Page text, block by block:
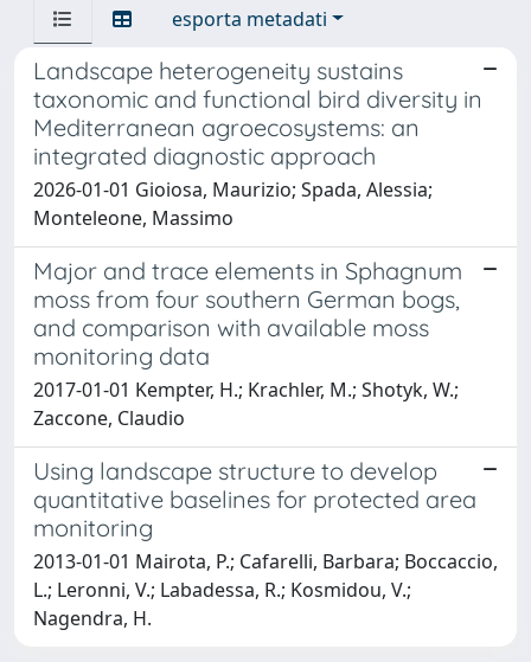
esporta metadati
Landscape heterogeneity sustains
taxonomic and functional bird diversity in
Mediterranean agroecosystems: an
integrated diagnostic approach
2026-01-01 Gioiosa, Maurizio; Spada, Alessia;
Monteleone, Massimo
Major and trace elements in Sphagnum
moss from four southern German bogs,
and comparison with available moss
monitoring data
2017-01-01 Kempter, H.; Krachler, M.; Shotyk, W.;
Zaccone, Claudio
Using landscape structure to develop
quantitative baselines for protected area
monitoring
2013-01-01 Mairota, P.; Cafarelli, Barbara; Boccaccio,
L.; Leronni, V.; Labadessa, R.; Kosmidou, V.;
Nagendra, H.